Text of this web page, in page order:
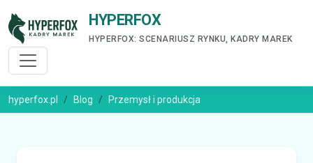
HYPERFOX
HYPERFOX: SCENARIUSZ RYNKU, KADRY MAREK
hyperfox.pl Blog Przemysł i produkcja